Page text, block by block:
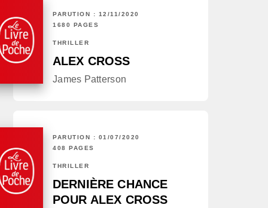
PARUTION : 12/11/2020
1680 PAGES
THRILLER
ALEX CROSS
James Patterson
PARUTION : 01/07/2020
408 PAGES
THRILLER
DERNIÈRE CHANCE
POUR ALEX CROSS